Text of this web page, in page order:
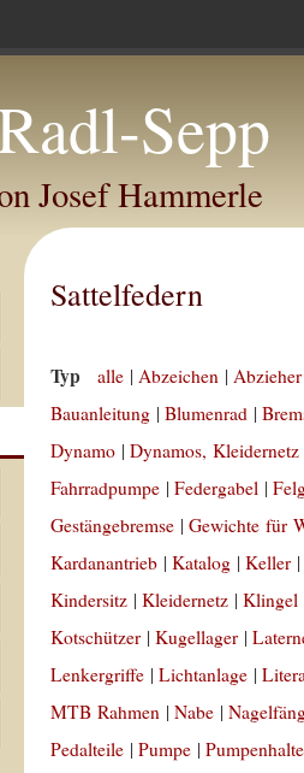
Sepp
Josef Hammerle
Sattelfedern
Typ alle |Abzeichen |
Bauanleitung |Blumenrad |
Dynamo |Dynamos, Kleidernetz
Fahrradpumpe |Federgabel |
Gestängebremse |Gewichte für
Kardanantrieb |Katalog |Keller
Kindersitz |Kleidernetz |Klingel
Kotschützer |Kugellager |
Lenkergriffe |Lichtanlage |
MTB Rahmen |Nabe |
Pedalteile |Pumpe |